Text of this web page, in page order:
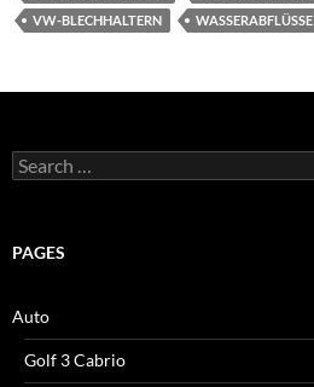
VW-BLECHHALTERN
WASSERABFLÜSSE
Search
for:
PAGES
Auto
Golf 3 Cabrio